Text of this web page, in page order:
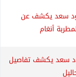
سعد يكشف عن
أنغام
سعد يكشف تفاصيل